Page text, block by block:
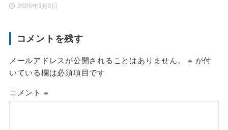
2025年3月2日
コメントを残す
メールアドレスが公開されることはありません。 ※ が付
いている欄は必須項目です
コメント ※